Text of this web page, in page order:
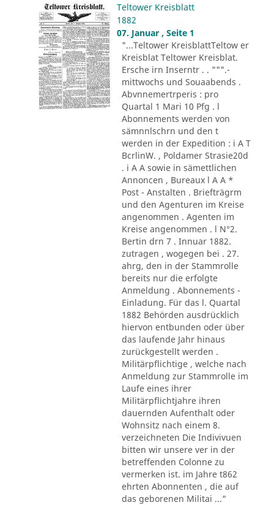
Teltower Kreisblatt
1882
07. Januar , Seite 1
"...Teltower KreisblattTeltow er
Kreisblat Teltower Kreisblat.
Ersche irn Inserntr . . """.-
mittwochs und Souaabends .
Abvnnemertrperis : pro
Quartal 1 Mari 10 Pfg . l
Abonnements werden von
sämnnlschrn und den t
werden in der Expedition : i A T
BcrlinW. , Poldamer Strasie20d
. i A A sowie in sämettlichen
Annoncen , Bureaux l A A *
Post - Anstalten . Briefträgrm
und den Agenturen im Kreise
angenommen . Agenten im
Kreise angenommen . l N°2.
Bertin drn 7 . Innuar 1882.
zutragen , wogegen bei . 27.
ahrg, den in der Stammrolle
bereits nur die erfolgte
Anmeldung . Abonnements -
Einladung. Für das l. Quartal
1882 Behörden ausdrücklich
hiervon entbunden oder über
das laufende Jahr hinaus
zurückgestellt werden .
Militärpflichtige , welche nach
Anmeldung zur Stammrolle im
Laufe eines ihrer
Militärpflichtjahre ihren
dauernden Aufenthalt oder
Wohnsitz nach einem 8.
verzeichneten Die Indivivuen
bitten wir unsere ver in der
betreffenden Colonne zu
vermerken ist. im Jahre t862
ehrten Abonnenten , die auf
das geborenen Militai ..."